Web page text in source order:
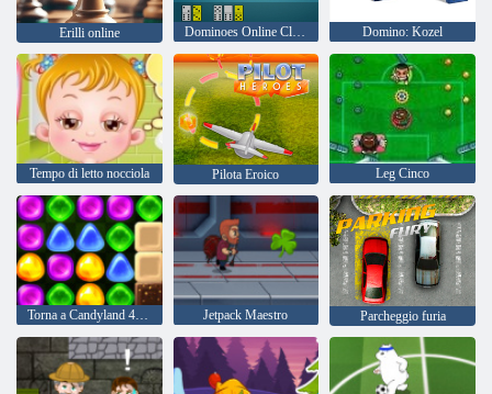
Erilli online Dominoes Online Classic Game Domino: Kozel
Tempo di letto nocciola Pilota Eroico Leg Cinco
Jetpack Maestro Parcheggio furia